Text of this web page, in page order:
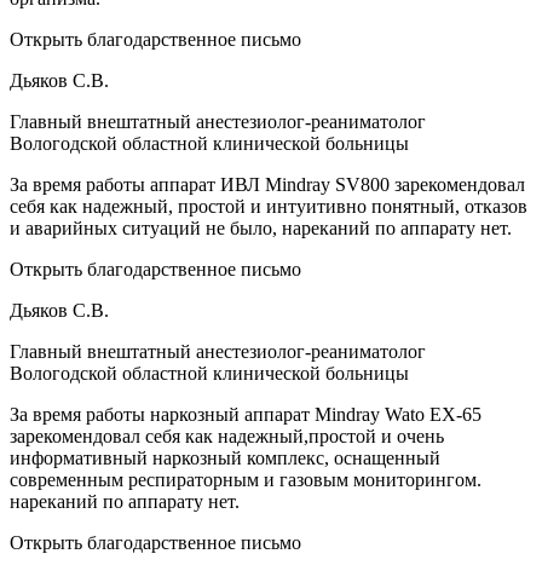
Открыть благодарственное письмо
Дьяков С.В.
Главный внештатный анестезиолог-реаниматолог
Вологодской областной клинической больницы
За время работы аппарат ИВЛ Mindray SV800 зарекомендовал
себя как надежный, простой и интуитивно понятный, отказов
и аварийных ситуаций не было, нареканий по аппарату нет.
Открыть благодарственное письмо
Дьяков С.В.
Главный внештатный анестезиолог-реаниматолог
Вологодской областной клинической больницы
За время работы наркозный аппарат Mindray Wato EX-65
зарекомендовал себя как надежный,простой и очень
информативный наркозный комплекс, оснащенный
современным респираторным и газовым мониторингом.
нареканий по аппарату нет.
Открыть благодарственное письмо